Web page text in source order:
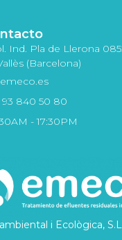
i Ecològica,
Ind. Pla de Llerona
(Barcelona)
93 840 50 80
- 17:30PM